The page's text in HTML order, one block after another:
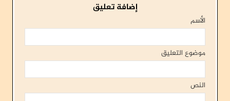
إضافة تعليق
الأسم
موضوع التعليق
النص